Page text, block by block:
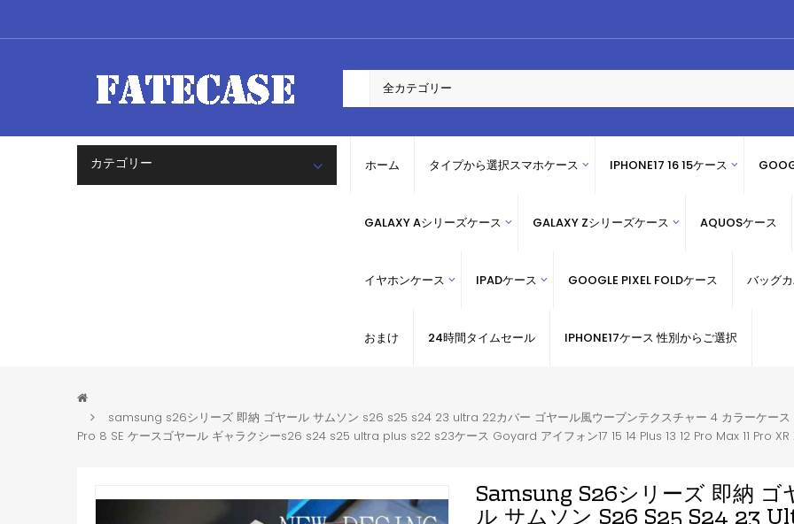
カテゴリー ホーム タイプから選択スマホケース IPHONE17 16 15ケース
GALAXY Aシリーズケース GALAXY Zシリーズケース AQUOSケース
イヤホンケース IPADケース GOOGLE PIXEL FOLDケース バッグ
おまけ 24時間タイムセール IPHONE17ケース 性別からご選択
samsung s26シリーズ 即納 ゴヤール サムソン s26 s25 s24 23 ultra 22カバー ゴヤール風ウーブンテクスチャー 4 カラーケース
Pro 8 SE ケースゴヤール ギャラクシーs26 s24 s25 ultra plus s22 s23ケース Goyard アイフォン17 15 14 Plus 13 12 Pro Max 11 Pro XR
Samsung S26シリーズ 即納 ゴ